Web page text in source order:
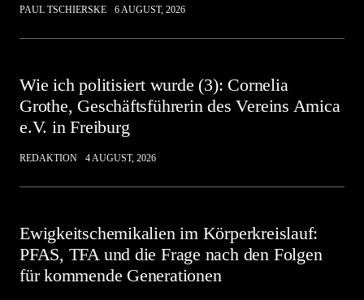
PAUL TSCHIERSKE 6 AUGUST, 2026
Wie ich politisiert wurde (3): Cornelia
Grothe, Geschäftsführerin des Vereins Amica
e.V. in Freiburg
REDAKTION 4 AUGUST, 2026
Ewigkeitschemikalien im Körperkreislauf:
PFAS, TFA und die Frage nach den Folgen
für kommende Generationen